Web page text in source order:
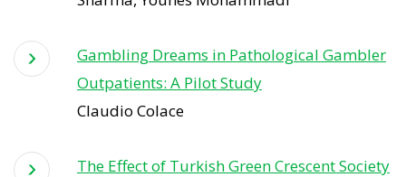
Gambling Dreams in Pathological Gambler
Outpatients: A Pilot Study
Claudio Colace
The Effect of Turkish Green Crescent Society